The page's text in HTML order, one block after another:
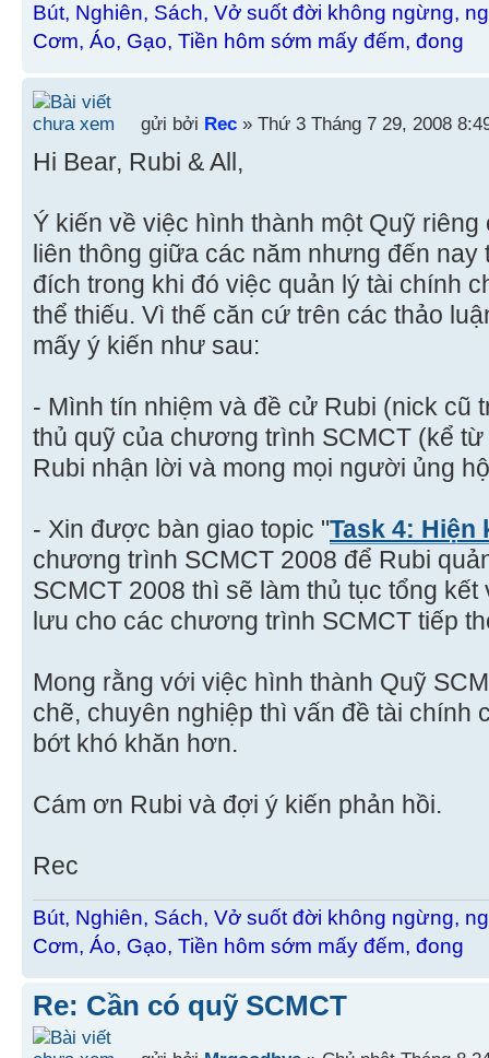
Bút, Nghiên, Sách, Vở suốt đời không ngừng,
Cơm, Áo, Gạo, Tiền hôm sớm mấy đếm, đong
gửi bởi Rec » Thứ 3 Tháng 7 29, 2008
Hi Bear, Rubi & All,
Ý kiến về việc hình thành một Quỹ
liên thông giữa các năm nhưng đến
đích trong khi đó việc quản lý tài chính
thể thiếu. Vì thế căn cứ trên các thảo
mấy ý kiến như sau:
- Mình tín nhiệm và đề cử Rubi (nick cũ
thủ quỹ của chương trình SCMCT (kể
Rubi nhận lời và mong mọi người ủng
- Xin được bàn giao topic "Task 4: Hiện
chương trình SCMCT 2008 để Rubi
SCMCT 2008 thì sẽ làm thủ tục tổng
lưu cho các chương trình SCMCT tiếp
Mong rằng với việc hình thành Quỹ
chẽ, chuyên nghiệp thì vấn đề tài chính
bớt khó khăn hơn.
Cám ơn Rubi và đợi ý kiến phản hồi.
Rec
Bút, Nghiên, Sách, Vở suốt đời không ngừng,
Cơm, Áo, Gạo, Tiền hôm sớm mấy đếm, đong
Re: Cần có quỹ SCMCT